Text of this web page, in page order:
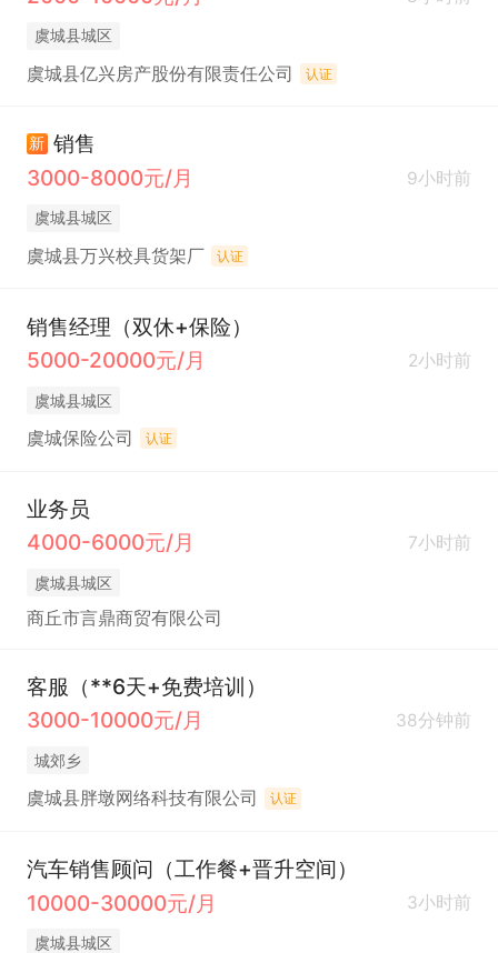
虞城县城区
虞城县亿兴房产股份有限责任公司 认证
新 销售
3000-8000元/月
9小时前
虞城县城区
虞城县万兴校具货架厂 认证
销售经理（双休+保险）
5000-20000元/月
2小时前
虞城县城区
虞城保险公司 认证
业务员
4000-6000元/月
7小时前
虞城县城区
商丘市言鼎商贸有限公司
客服（**6天+免费培训）
3000-10000元/月
38分钟前
城郊乡
虞城县胖墩网络科技有限公司 认证
汽车销售顾问（工作餐+晋升空间）
10000-30000元/月
3小时前
虞城县城区